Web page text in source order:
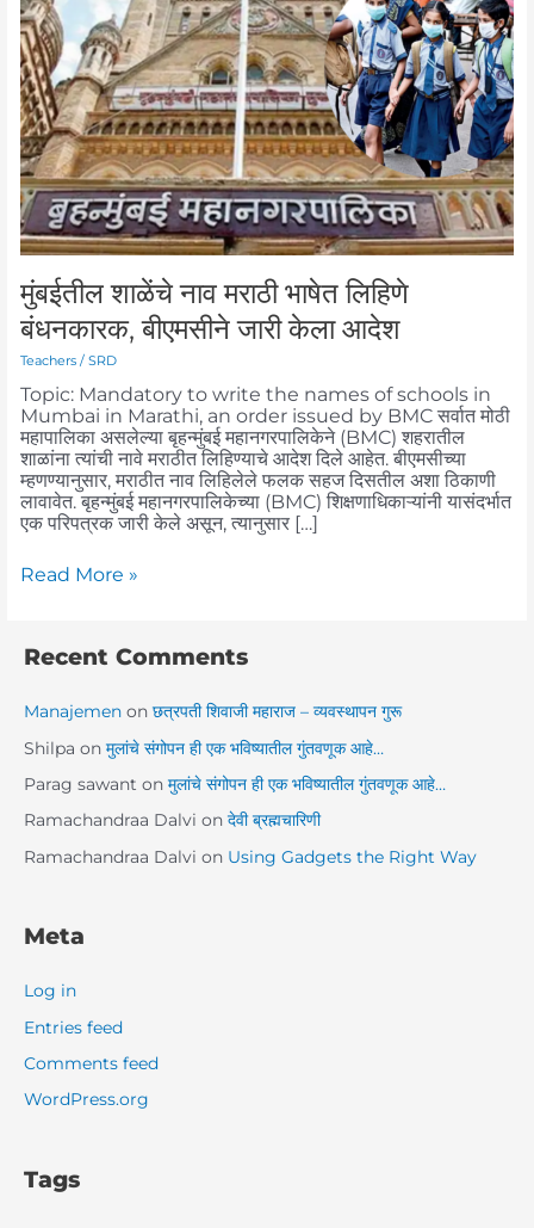
मुंबईतील शाळेंचे नाव मराठी भाषेत लिहिणे
बंधनकारक, बीएमसीने जारी केला आदेश
Teachers/ SRD
Topic: Mandatory to write the names of schools in
Mumbai in Marathi, an order issued by BMC सर्वात मोठी
महापालिका असलेल्या बृहन्मुंबई महानगरपालिकेने (BMC) शहरातील
शाळांना त्यांची नावे मराठीत लिहिण्याचे आदेश दिले आहेत. बीएमसीच्या
म्हणण्यानुसार, मराठीत नाव लिहिलेले फलक सहज दिसतील अशा ठिकाणी
लावावेत. बृहन्मुंबई महानगरपालिकेच्या (BMC) शिक्षणाधिकाऱ्यांनी यासंदर्भात
एक परिपत्रक जारी केले असून, त्यानुसार […]
शाळेंचे
नाव
मराठी
भाषेत
लिहिणे
बंधनकारक,
बीएमसीने
जारी
केला
आदेश
Read More »
Recent Comments
Manajemenon छत्रपती शिवाजी महाराज – व्यवस्थापन गुरू
Shilpa on मुलांचे संगोपन ही एक भविष्यातील गुंतवणूक आहे…
Parag sawant on मुलांचे संगोपन ही एक भविष्यातील गुंतवणूक आहे…
Ramachandraa Dalvi on देवी ब्रह्मचारिणी
Ramachandraa Dalvi on Using Gadgets the Right Way
Meta
Log in
Entries feed
Comments feed
WordPress.org
Tags